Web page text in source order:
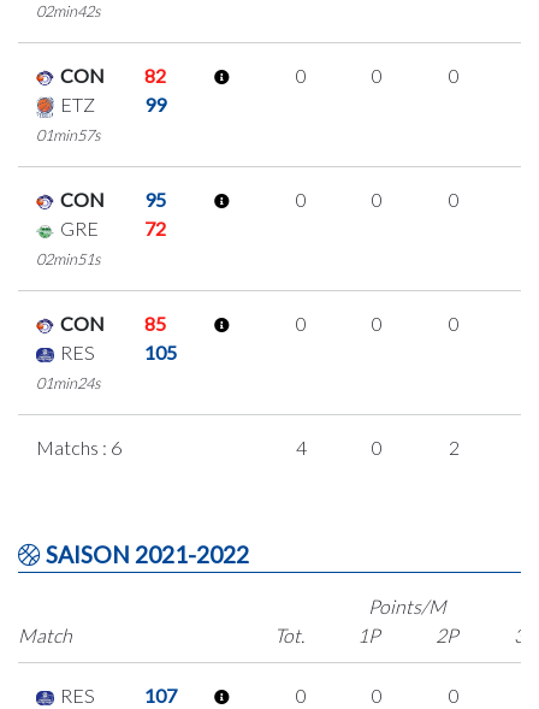
02min42s
CON
82
ETZ
99
01min57s
0 0 0
CON
95
GRE
72
02min51s
0 0 0
CON
85
RES
105
01min24s
0 0 0
Matchs : 6 4 0 2
SAISON 2021-2022
Match
Points/M
Tot.
1P 2P 3P
RES
107
0 0 0